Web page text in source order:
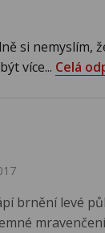
si nemyslím,
více... Celá
brnění levé